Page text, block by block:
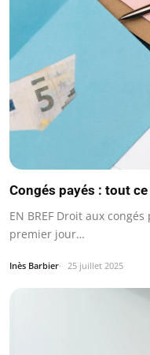
Congés payés : tout
EN BREF Droit aux
premier jour…
Inès Barbier 25 juillet 2025